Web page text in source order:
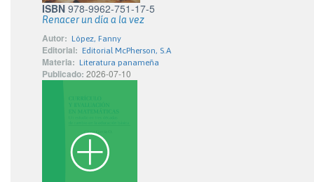
ISBN 978-9962-751-17-5
Renacer un día a la vez
Autor: López, Fanny
Editorial: Editorial McPherson, S.A
Materia: Literatura panameña
Publicado: 2026-07-10